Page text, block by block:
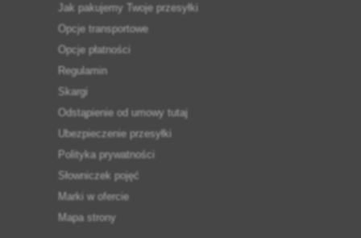
Jak pakujemy Twoje przesyłki
Opcje transportowe
Opcje płatności
Regulamin
Skargi
Odstąpienie od umowy tutaj
Ubezpieczenie przesyłki
Polityka prywatności
Słowniczek pojęć
Marki w ofercie
Mapa strony